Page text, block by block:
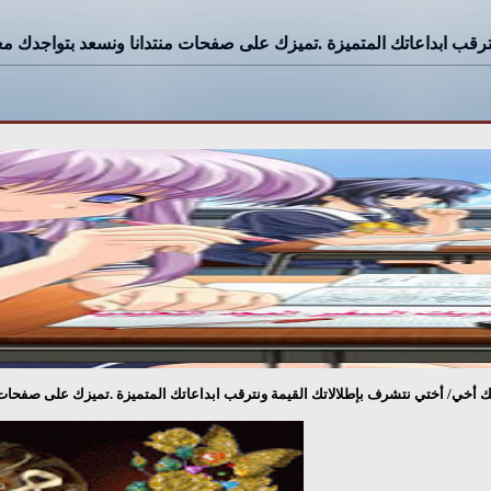
ابداعاتك المتميزة .تميزك على صفحات منتدانا ونسعد بتواجدك
أخي/ أختي نتشرف بإطلالاتك القيمة ونترقب ابداعاتك المتميزة .تميزك على